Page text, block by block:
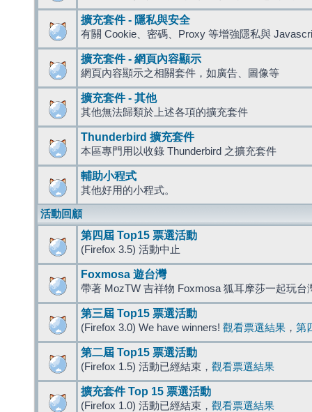
擴充套件 - 隱私與安全
有關 Cookie、密碼、Proxy 等增強隱私與
擴充套件 - 網頁內容顯示
網頁內容顯示之相關套件，如廣告、圖像等
擴充套件 - 其他
其他無法歸類於上述各項的擴充套件
Thunderbird 擴充套件
本區專門用以收錄 Thunderbird 之擴充套件
輔助小程式
其他好用的小程式。
活動回顧
第四屆 Top15 票選活動
(Firefox 3.5) 活動中止
Foxmosa 遊台灣
帶著 MozTW 吉祥物 Foxmosa 狐耳摩莎一起玩台
第三屆 Top15 票選活動
(Firefox 3.0) We have winners! 觀看票選結果 ， 第
第二屆 Top15 票選活動
(Firefox 1.5) 活動已經結束， 觀看票選結果
擴充套件 Top 15 票選活動
(Firefox 1.0) 活動已經結束， 觀看票選結果